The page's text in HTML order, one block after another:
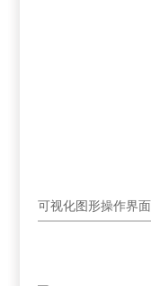
可视化图形操作界面